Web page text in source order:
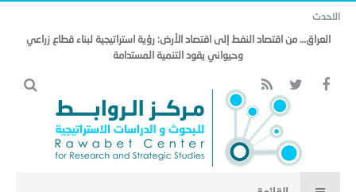
الاحدث
العراق… من اقتصاد النفط إلى اقتصاد الأرض: رؤية استراتيجية لبناء قطاع زراعي
وحيواني يقود التنمية المستدامة